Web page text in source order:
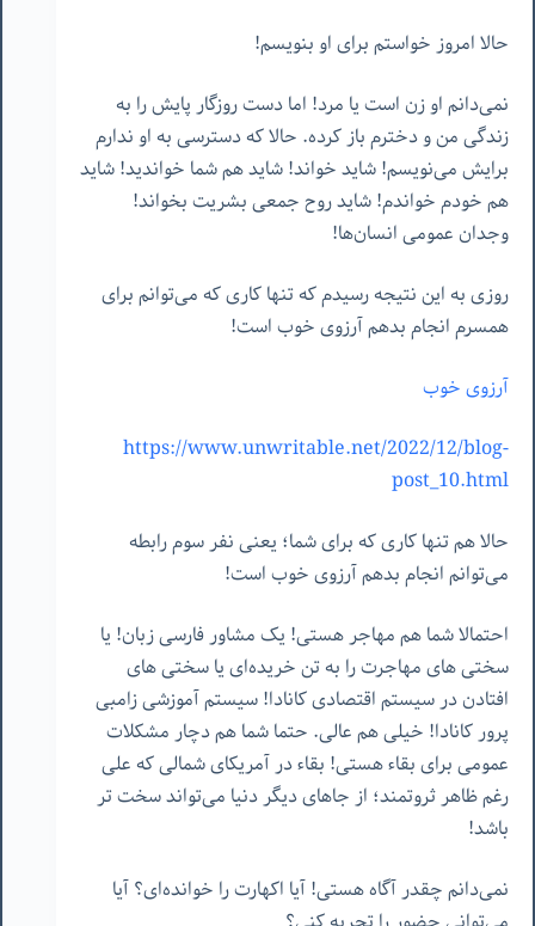
حالا امروز خواستم برای او بنویسم!
نمی‌دانم او زن است یا مرد! اما دست روزگار پایش را به
زندگی من و دخترم باز کرده. حالا که دسترسی به او ندارم
برایش می‌نویسم! شاید خواند! شاید هم شما خواندید! شاید
هم خودم خواندم! شاید روح جمعی بشریت بخواند!
وجدان عمومی انسان‌ها!
روزی به این نتیجه رسیدم که تنها کاری که می‌توانم برای
همسرم انجام بدهم آرزوی خوب است!
آرزوی خوب
https://www.unwritable.net/2022/12/blog-
post_10.html
حالا هم تنها کاری که برای شما؛ یعنی نفر سوم رابطه
می‌توانم انجام بدهم آرزوی خوب است!
احتمالا شما هم مهاجر هستی! یک مشاور فارسی زبان! یا
سختی های مهاجرت را به تن خریده‌ای یا سختی های
افتادن در سیستم اقتصادی کانادا! سیستم آموزشی زامبی
پرور کانادا! خیلی هم عالی. حتما شما هم دچار مشکلات
عمومی برای بقاء هستی! بقاء در آمریکای شمالی که علی
رغم ظاهر ثروتمند؛ از جاهای دیگر دنیا می‌تواند سخت تر
باشد!
نمی‌دانم چقدر آگاه هستی! آیا اکهارت را خوانده‌ای؟ آیا